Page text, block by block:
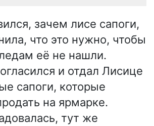
зачем лисе сапоги,
что это нужно, чтобы
её не нашли.
и отдал Лисице
сапоги, которые
на ярмарке.
тут же